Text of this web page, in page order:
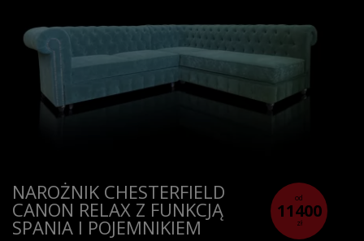
od
11400
zł
NAROŻNIK CHESTERFIELD
CANON RELAX Z FUNKCJĄ
SPANIA I POJEMNIKIEM